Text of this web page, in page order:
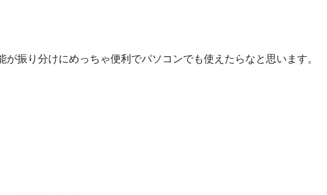
が振り分けにめっちゃ便利でパソコンでも使えたらなと思います。